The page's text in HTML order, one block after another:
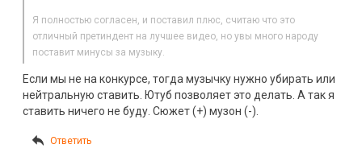
Я полностью согласен, и поставил плюс, считаю что это
отличный претиндент на лучшее видео, но увы много народу
поставит минусы за музыку.
Если мы не на конкурсе, тогда музычку нужно убирать или
нейтральную ставить. Ютуб позволяет это делать. А так я
ставить ничего не буду. Сюжет (+) музон (-).
Ответить